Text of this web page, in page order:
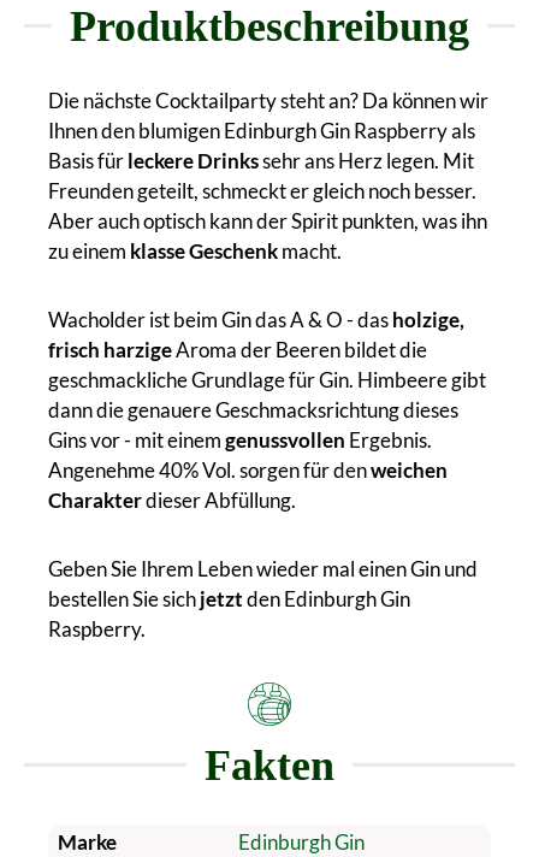
Produktbeschreibung
Die nächste Cocktailparty steht an? Da können wir
Ihnen den blumigen Edinburgh Gin Raspberry als
Basis fürleckere Drinkssehr ans Herz legen. Mit
Freunden geteilt, schmeckt er gleich noch besser.
Aber auch optisch kann der Spirit punkten, was ihn
zu einem klasse Geschenkmacht.
Wacholder ist beim Gin das A & O - dasholzige,
frisch harzigeAroma der Beeren bildet die
geschmackliche Grundlage für Gin. Himbeere gibt
dann die genauere Geschmacksrichtung dieses
Gins vor - mit einemgenussvollen Ergebnis.
Angenehme 40% Vol. sorgen für denweichen
Charakterdieser Abfüllung.
Geben Sie Ihrem Leben wieder mal einen Gin und
bestellen Sie sichjetztden Edinburgh Gin
Raspberry.
Fakten
Marke Edinburgh Gin